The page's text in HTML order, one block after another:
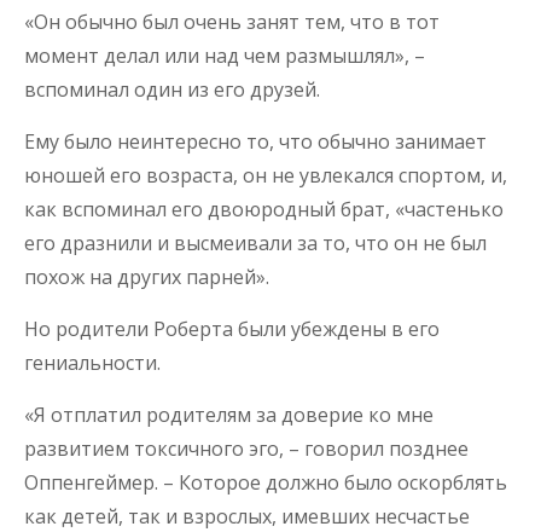
«Он обычно был очень занят тем, что в тот
момент делал или над чем размышлял», –
вспоминал один из его друзей.
Ему было неинтересно то, что обычно занимает
юношей его возраста, он не увлекался спортом, и,
как вспоминал его двоюродный брат, «частенько
его дразнили и высмеивали за то, что он не был
похож на других парней».
Но родители Роберта были убеждены в его
гениальности.
«Я отплатил родителям за доверие ко мне
развитием токсичного эго, – говорил позднее
Оппенгеймер. – Которое должно было оскорблять
как детей, так и взрослых, имевших несчастье